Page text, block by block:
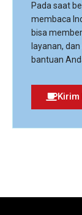
Pada saat
membaca
bisa
layanan,
bantuan
Kirim